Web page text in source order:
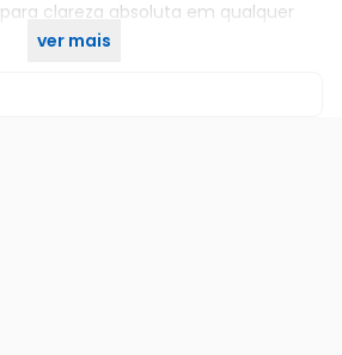
para clareza absoluta em qualquer
ver mais